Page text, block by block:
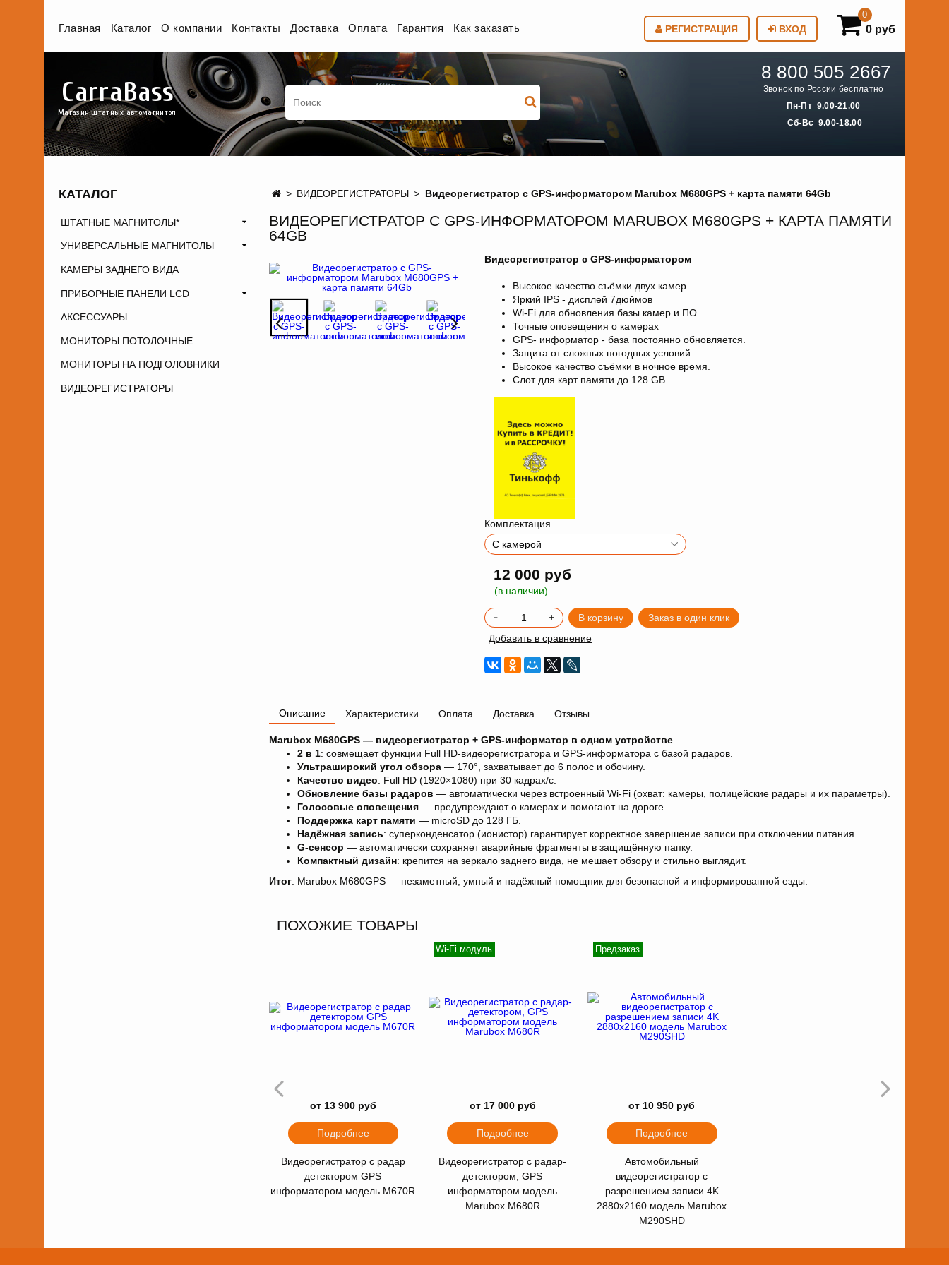
Главная Каталог О компании Контакты Доставка Оплата Гарантия Как заказать РЕГИСТРАЦИЯ ВХОД
0
0 руб
CarraBass
Магазин штатных автомагнитол
8 800 505 2667
Звонок по России бесплатно
Пн-Пт 9.00-21.00
Сб-Вс 9.00-18.00
ВИДЕОРЕГИСТРАТОРЫ Видеорегистратор с GPS-информатором Marubox M680GPS + карта памяти 64Gb
ВИДЕОРЕГИСТРАТОР С GPS-ИНФОРМАТОРОМ MARUBOX M680GPS + КАРТА ПАМЯТИ
64GB
Видеорегистратор с GPS-информатором
Высокое качество съёмки двух камер
Яркий IPS - дисплей 7дюймов
Wi-Fi для обновления базы камер и ПО
Точные оповещения о камерах
GPS- информатор - база постоянно обновляется.
Защита от сложных погодных условий
Высокое качество съёмки в ночное время.
Слот для карт памяти до 128 GB.
Комплектация
12 000 руб
(в наличии)
В корзину
Заказ в один клик
Добавить в сравнение
Описание
Marubox M680GPS — видеорегистратор + GPS-информатор в одном устройстве
2 в 1: совмещает функции Full HD-видеорегистратора и GPS-информатора с базой радаров.
Ультраширокий угол обзора — 170°, захватывает до 6 полос и обочину.
Качество видео: Full HD (1920×1080) при 30 кадрах/с.
Обновление базы радаров — автоматически через встроенный Wi-Fi (охват: камеры, полицейские радары и их параметры).
Голосовые оповещения — предупреждают о камерах и помогают на дороге.
Поддержка карт памяти — microSD до 128 ГБ.
Надёжная запись: суперконденсатор (ионистор) гарантирует корректное завершение записи при отключении питания.
G-сенсор — автоматически сохраняет аварийные фрагменты в защищённую папку.
Компактный дизайн: крепится на зеркало заднего вида, не мешает обзору и стильно выглядит.
Итог: Marubox M680GPS — незаметный, умный и надёжный помощник для безопасной и информированной езды.
Характеристики Оплата Доставка Отзывы
ПОХОЖИЕ ТОВАРЫ
от 13 900 руб
Подробнее
Видеорегистратор с радар
детектором GPS
информатором модель M670R
Wi-Fi модуль
от 17 000 руб
Подробнее
Видеорегистратор с радар-
детектором, GPS
информатором модель
Marubox M680R
Предзаказ
от 10 950 руб
Подробнее
Автомобильный
видеорегистратор с
разрешением записи 4K
2880х2160 модель Marubox
M290SHD
КАТАЛОГ
ШТАТНЫЕ МАГНИТОЛЫ*
УНИВЕРСАЛЬНЫЕ МАГНИТОЛЫ
КАМЕРЫ ЗАДНЕГО ВИДА
ПРИБОРНЫЕ ПАНЕЛИ LCD
АКСЕССУАРЫ
МОНИТОРЫ ПОТОЛОЧНЫЕ
МОНИТОРЫ НА ПОДГОЛОВНИКИ
ВИДЕОРЕГИСТРАТОРЫ